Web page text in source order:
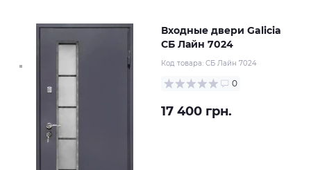
Входные двери Galicia
СБ Лайн 7024
Код товара: СБ Лайн 7024
0
17 400 грн.